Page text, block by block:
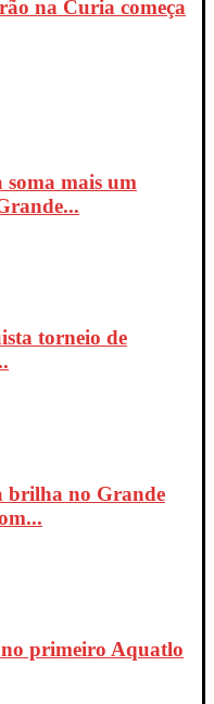
na Curia começa
mais um
torneio de
brilha no Grande
primeiro Aquatlo